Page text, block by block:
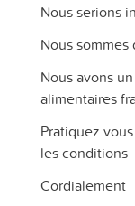
Nous serions
Nous
Nous avons
alimentaires
Pratiquez
les conditions
Cordialement